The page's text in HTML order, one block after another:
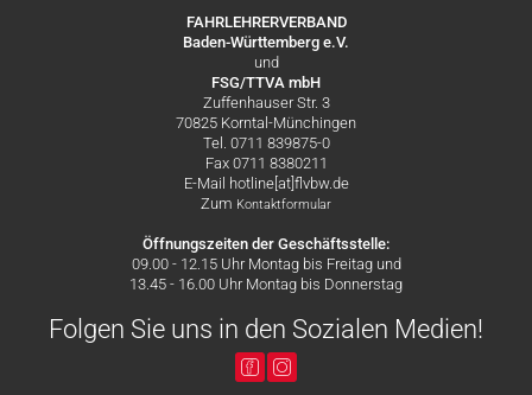
FAHRLEHRERVERBAND
Baden-Württemberg e.V.
und
FSG/TTVA mbH
Zuffenhauser Str. 3
70825 Korntal-Münchingen
Tel. 0711 839875-0
Fax 0711 8380211
E-Mail hotline[at]flvbw.de
Zum Kontaktformular
Öffnungszeiten der Geschäftsstelle:
09.00 - 12.15 Uhr Montag bis Freitag und
13.45 - 16.00 Uhr Montag bis Donnerstag
Folgen Sie uns in den Sozialen Medien!